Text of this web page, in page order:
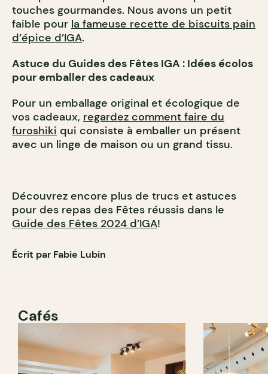
touches gourmandes. Nous avons un petit
faible pour la fameuse recette de biscuits pain
d’épice d’IGA.
Astuce du Guides des Fêtes IGA : Idées écolos
pour emballer des cadeaux
Pour un emballage original et écologique de
vos cadeaux, regardez comment faire du
furoshiki qui consiste à emballer un présent
avec un linge de maison ou un grand tissu.
Découvrez encore plus de trucs et astuces
pour des repas des Fêtes réussis dans le
Guide des Fêtes 2024 d’IGA!
Écrit par Fabie Lubin
Cafés